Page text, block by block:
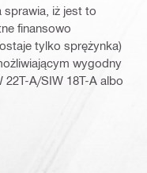
iż jest to
finansowo
tylko sprężynka)
wygodny
A/SIW 18T-A albo